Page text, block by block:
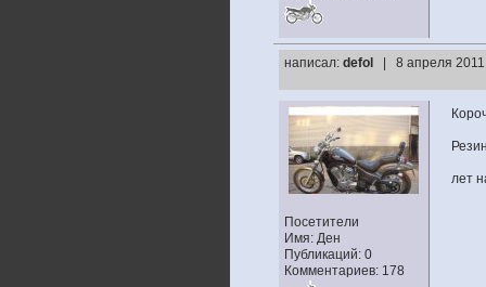
написал: defol | 8 апреля
Посетители
Имя: Ден
Публикаций: 0
Комментариев: 178
лет